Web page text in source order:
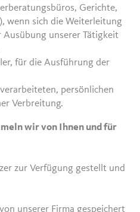
Gerichte,
wenn sich die Weiterleitung
unserer Tätigkeit
für die Ausführung der
persönlichen
Verbreitung.
wir von Ihnen und für
zur Verfügung gestellt und
unserer Firma gespeichert